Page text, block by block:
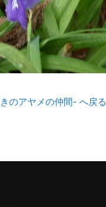
のアヤメの仲間- へ戻る